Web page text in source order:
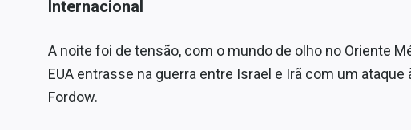
Internacional
A noite foi de tensão, com o mundo de olho no Oriente
EUA entrasse na guerra entre Israel e Irã com um
Fordow.